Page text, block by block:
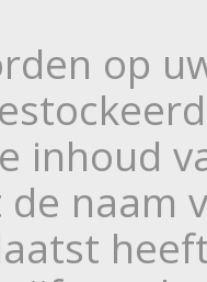
op
inhoud
naam